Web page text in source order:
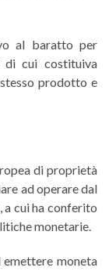
al baratto per
di cui costituiva
prodotto e
di proprietà
ad operare dal
cui ha conferito
monetarie.
emettere moneta